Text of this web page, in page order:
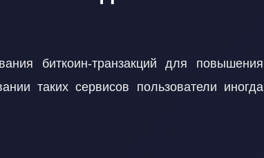
биткоин-транзакций для повышения
таких сервисов пользователи иногда